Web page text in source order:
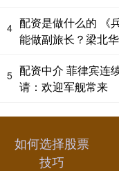
4 配资是做什么的 《
能做副旅长？梁北
5 配资中介 菲律宾连
请：欢迎军舰常来
如何选择股票
技巧